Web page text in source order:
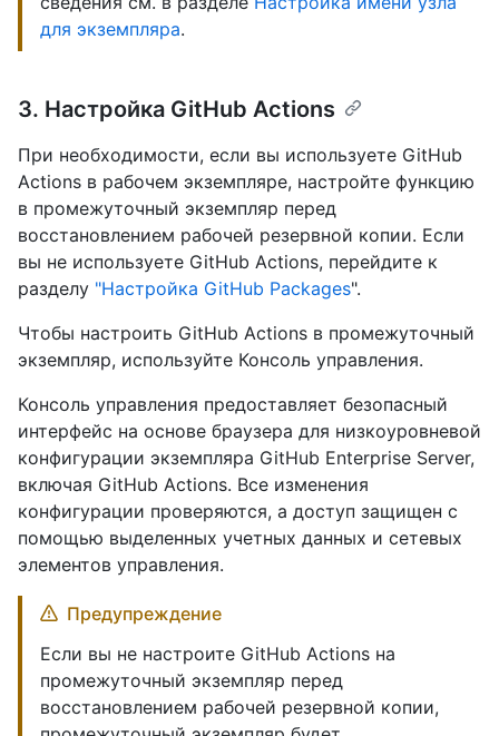
для экземпляра.
3. Настройка GitHub Actions
При необходимости, если вы используете GitHub
Actions в рабочем экземпляре, настройте функцию
в промежуточный экземпляр перед
восстановлением рабочей резервной копии. Если
вы не используете GitHub Actions, перейдите к
разделу "Настройка GitHub Packages".
Чтобы настроить GitHub Actions в промежуточный
экземпляр, используйте Консоль управления.
Консоль управления предоставляет безопасный
интерфейс на основе браузера для низкоуровневой
конфигурации экземпляра GitHub Enterprise Server,
включая GitHub Actions. Все изменения
конфигурации проверяются, а доступ защищен с
помощью выделенных учетных данных и сетевых
элементов управления.
Предупреждение
Если вы не настроите GitHub Actions на
промежуточный экземпляр перед
восстановлением рабочей резервной копии,